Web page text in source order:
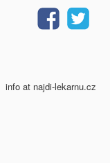
info at najdi-lekarnu.cz